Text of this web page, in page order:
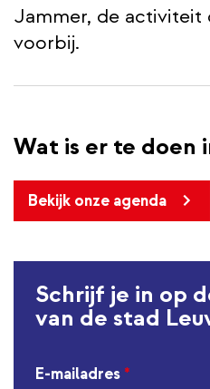
Jammer, de activiteit
voorbij.
Wat is er te doen
Bekijk onze agenda
Schrijf je in op
van de stad
E-mailadres *